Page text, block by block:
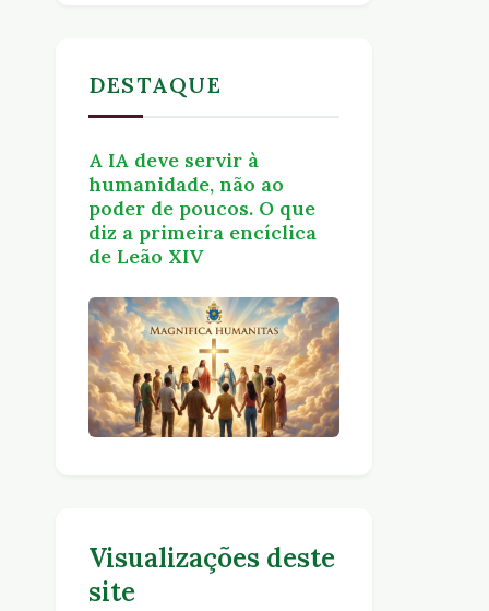
DESTAQUE
A IA deve servir à
humanidade, não ao
poder de poucos. O que
diz a primeira encíclica
de Leão XIV
Visualizações deste
site